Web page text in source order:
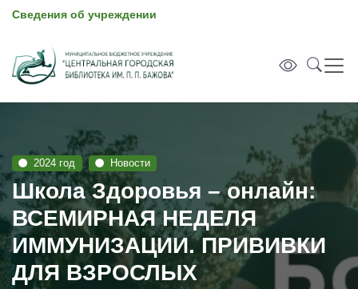
Сведения об учреждении
2024 год Новости
Школа Здоровья – онлайн:
ВСЕМИРНАЯ НЕДЕЛЯ
ИММУНИЗАЦИИ. ПРИВИВКИ
ДЛЯ ВЗРОСЛЫХ